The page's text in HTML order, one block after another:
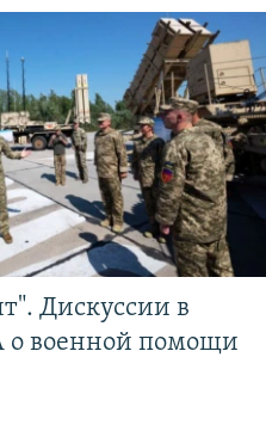
Дискуссии в
о военной помощи